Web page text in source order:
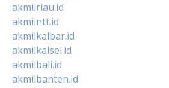
akmilriau.id
akmilntt.id
akmilkalbar.id
akmilkalsel.id
akmilbali.id
akmilbanten.id